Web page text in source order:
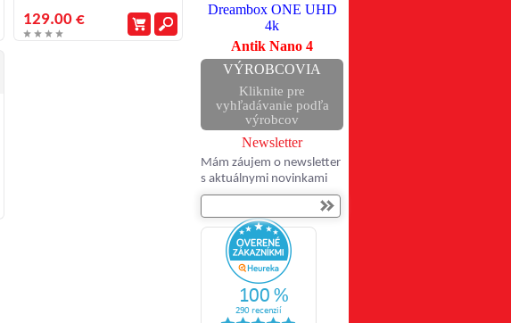
129.00 €
Dreambox ONE UHD
4k
Antik Nano 4
VÝROBCOVIA
Kliknite pre
vyhľadávanie podľa
výrobcov
Newsletter
Mám záujem o newsletter
s aktuálnymi novinkami